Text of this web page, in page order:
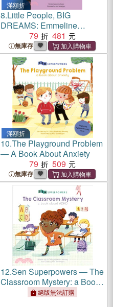
滿額折
8.Little People, BIG
DREAMS: Emmeline
Pankhurst (美國版)(精裝本)
79 481
無庫存
滿額折
10.The Playground Problem
― A Book About Anxiety
79
509
無庫存
12.Sen Superpowers ― The
Classroom Mystery: a Book
About ADHD絕版無法訂購